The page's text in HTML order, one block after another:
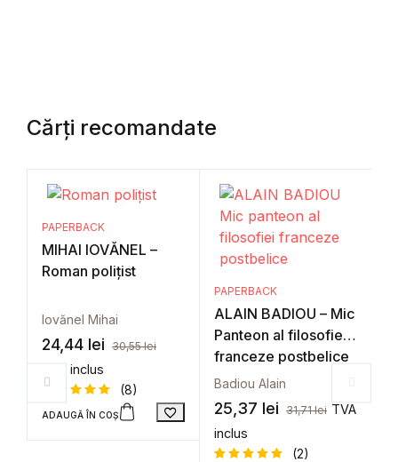
Cărți recomandate
PAPERBACK
MIHAI IOVĂNEL –
Roman polițist
Iovănel Mihai
24,44 lei 30,55lei
TVA inclus
Evaluat la
baza a
8
(8)
ADAUGĂ ÎN COȘ
PAPERBACK
ALAIN BADIOU – Mic
Panteon al filosofiei
franceze postbelice
Badiou Alain
25,37 lei 31,71lei TVA
inclus
(2)